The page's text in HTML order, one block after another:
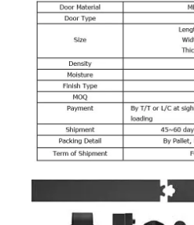
Doppelt verglaste Trennwand-Schiebetür aus gehärtetem Glas